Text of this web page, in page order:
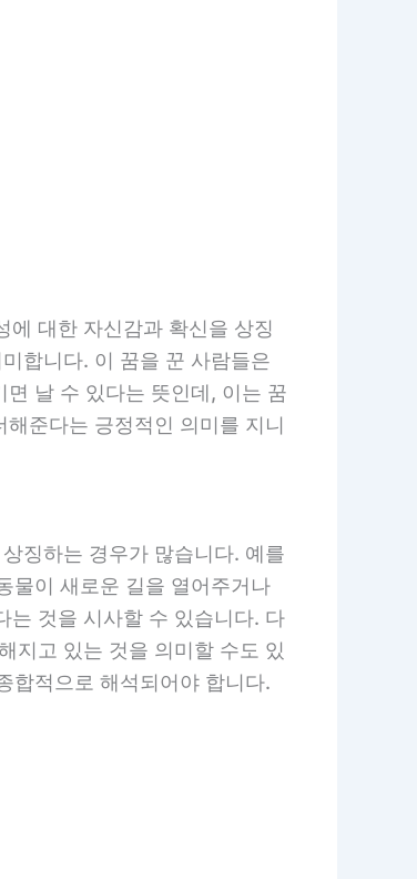
에 대한 자신감과 확신을 상징
합니다. 이 꿈을 꾼 사람들은
날 수 있다는 뜻인데, 이는 꿈
준다는 긍정적인 의미를 지니
징하는 경우가 많습니다. 예를
물이 새로운 길을 열어주거나
는 것을 시사할 수 있습니다. 다
지고 있는 것을 의미할 수도 있
합적으로 해석되어야 합니다.